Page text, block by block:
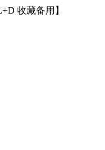
收藏备用】